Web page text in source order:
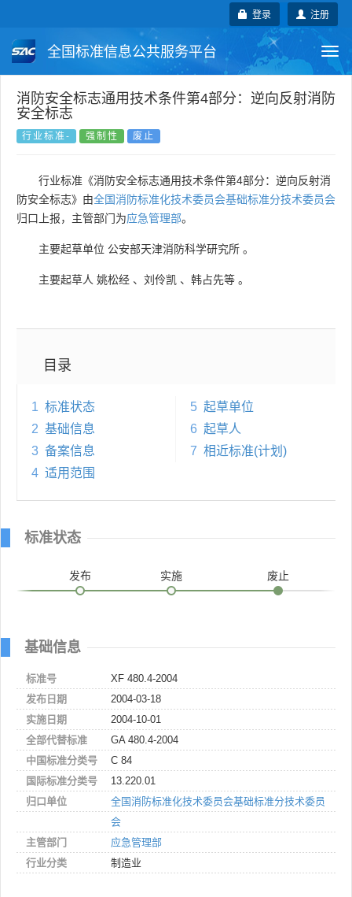
注册
登录
全国标准信息公共服务平台
国家标准 行业标准 地方标准
团体标准 企业标准
国外标准 技术委员会
消防安全标志通用技术条件第4部分：逆向反射消防
安全标志
行业标准- 强制性 废止
行业标准《消防安全标志通用技术条件第4部分：逆向反射消
防安全标志》由全国消防标准化技术委员会基础标准分技术委员会
归口上报，主管部门为应急管理部。
主要起草单位 公安部天津消防科学研究所 。
主要起草人 姚松经 、 刘伶凯 、 韩占先等 。
目录
1 标准状态
2 基础信息
3 备案信息
4 适用范围
5 起草单位
6 起草人
7 相近标准(计划)
标准状态
发布 实施 废止
基础信息
标准号
XF 480.4-2004
发布日期
2004-03-18
实施日期
2004-10-01
全部代替标准
GA 480.4-2004
中国标准分类号
C 84
国际标准分类号
13.220.01
归口单位
全国消防标准化技术委员会基础标准分技术委员
会
主管部门
应急管理部
行业分类
制造业